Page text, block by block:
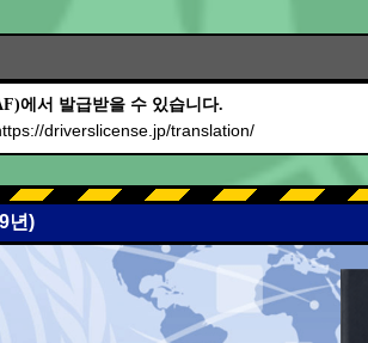
에서 발급받을 수 있습니다.
driverslicense.jp/translation/
년)